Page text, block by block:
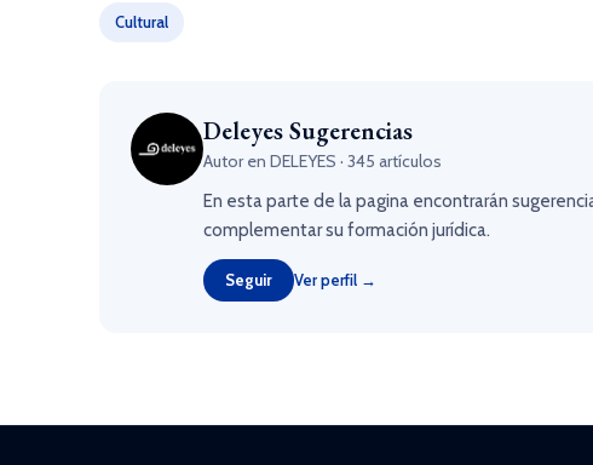
Cultural
Deleyes Sugerencias
Autor en DELEYES · 345 artículos
En esta parte de la pagina encontrarán
complementar su formación jurídica.
Seguir Ver perfil →